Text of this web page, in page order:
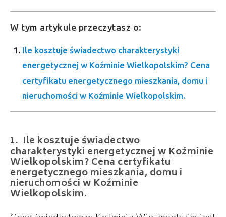
W tym artykule przeczytasz o:
Ile kosztuje świadectwo charakterystyki
energetycznej w Koźminie Wielkopolskim? Cena
certyfikatu energetycznego mieszkania, domu i
nieruchomości w Koźminie Wielkopolskim.
Ile kosztuje świadectwo
charakterystyki energetycznej w Koźminie
Wielkopolskim? Cena certyfikatu
energetycznego mieszkania, domu i
nieruchomości w Koźminie
Wielkopolskim.